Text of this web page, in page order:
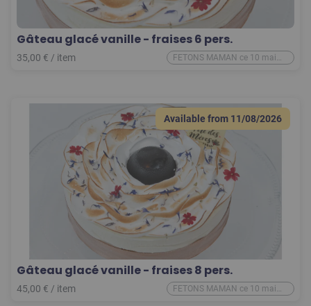
Gâteau glacé vanille - fraises 6 pers.
35,00 € / item
FETONS MAMAN ce 10 mai
2026
Available from 11/08/2026
Gâteau glacé vanille - fraises 8 pers.
45,00 € / item
FETONS MAMAN ce 10 mai
2026